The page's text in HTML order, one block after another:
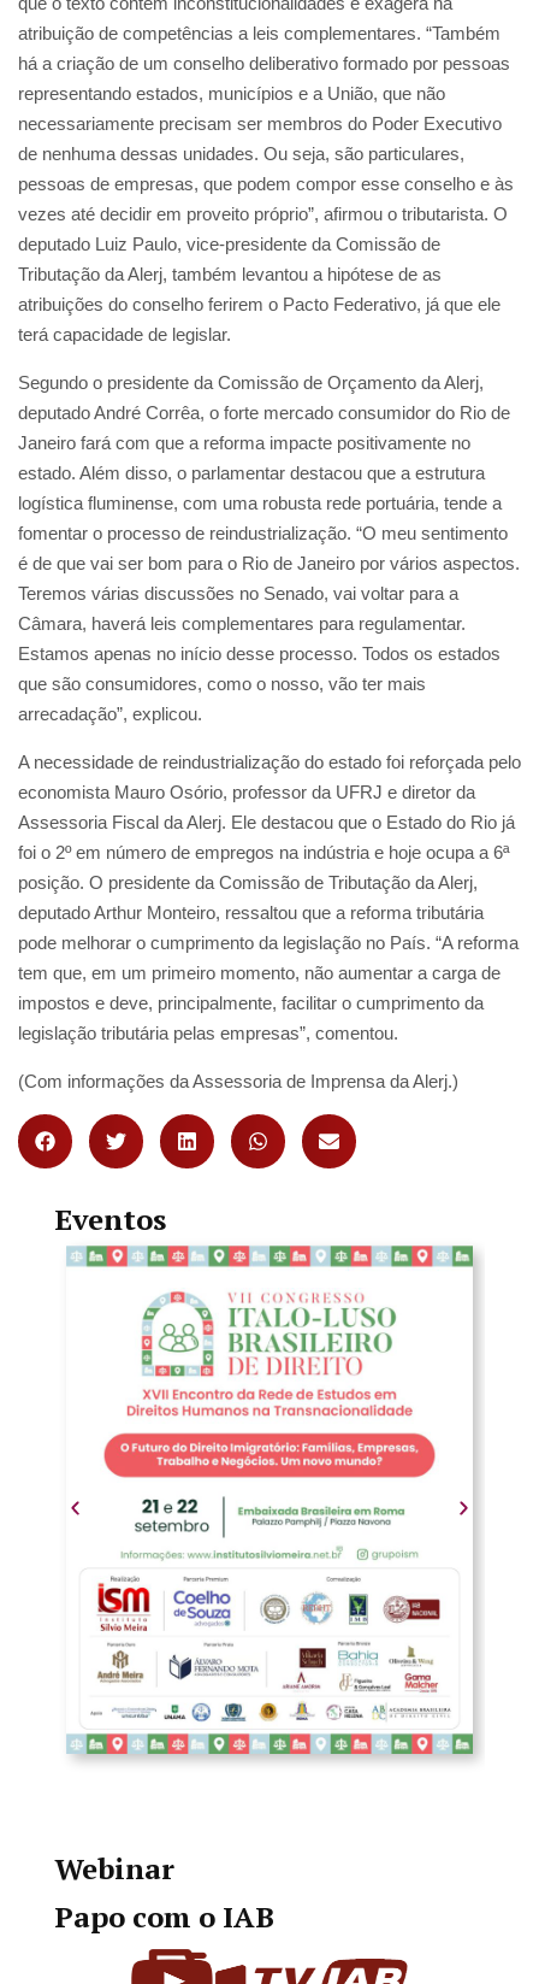
atribuição de competências a leis complementares. “Também
há a criação de um conselho deliberativo formado por pessoas
representando estados, municípios e a União, que não
necessariamente precisam ser membros do Poder Executivo
de nenhuma dessas unidades. Ou seja, são particulares,
pessoas de empresas, que podem compor esse conselho e às
vezes até decidir em proveito próprio”, afirmou o tributarista. O
deputado Luiz Paulo, vice-presidente da Comissão de
Tributação da Alerj, também levantou a hipótese de as
atribuições do conselho ferirem o Pacto Federativo, já que ele
terá capacidade de legislar.
Segundo o presidente da Comissão de Orçamento da Alerj,
deputado André Corrêa, o forte mercado consumidor do Rio de
Janeiro fará com que a reforma impacte positivamente no
estado. Além disso, o parlamentar destacou que a estrutura
logística fluminense, com uma robusta rede portuária, tende a
fomentar o processo de reindustrialização. “O meu sentimento
é de que vai ser bom para o Rio de Janeiro por vários aspectos.
Teremos várias discussões no Senado, vai voltar para a
Câmara, haverá leis complementares para regulamentar.
Estamos apenas no início desse processo. Todos os estados
que são consumidores, como o nosso, vão ter mais
arrecadação”, explicou.
A necessidade de reindustrialização do estado foi reforçada pelo
economista Mauro Osório, professor da UFRJ e diretor da
Assessoria Fiscal da Alerj. Ele destacou que o Estado do Rio já
foi o 2º em número de empregos na indústria e hoje ocupa a 6ª
posição. O presidente da Comissão de Tributação da Alerj,
deputado Arthur Monteiro, ressaltou que a reforma tributária
pode melhorar o cumprimento da legislação no País. “A reforma
tem que, em um primeiro momento, não aumentar a carga de
impostos e deve, principalmente, facilitar o cumprimento da
legislação tributária pelas empresas”, comentou.
(Com informações da Assessoria de Imprensa da Alerj.)
Eventos
Webinar
Papo com o IAB